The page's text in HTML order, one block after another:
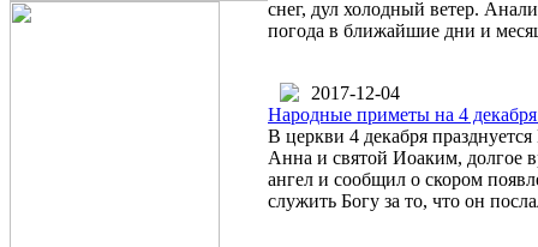
снег, дул холодный ветер.
погода в ближайшие дни и
2017-12-04
Народные приметы на 4
В церкви 4 декабря
Анна и святой Иоаким, долгое
ангел и сообщил о скором
служить Богу за то, что он